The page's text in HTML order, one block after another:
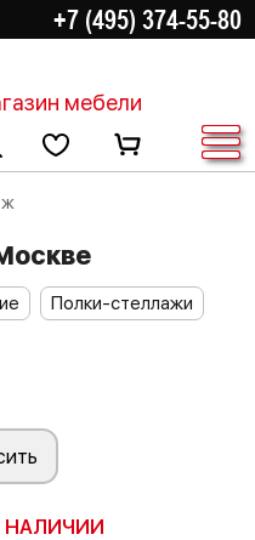
+7 (495) 374-55-80
мебели
Полки-стеллажи
НАЛИЧИИ